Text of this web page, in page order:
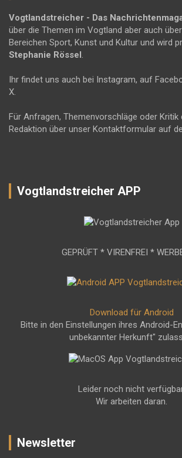
Vogtlandstreicher - Das
über die Themen im Vogtland aber auch
Bereichen Sport, Kunst und Kultur und wird
Stephanie Rössel.
Ihr findet uns auch bei Instagram, auf
X.
Für Anfragen, Themenvorschläge oder Kritik
Redaktion über unser Kontaktformular auf
Vogtlandstreicher APP
GEPRÜFT * VIRENFREI *
Download für Android
Bitte in den Einstellungen ihres Android-
unbekannter Herkunft"
Leider noch nicht
Wir arbeiten daran.
Newsletter